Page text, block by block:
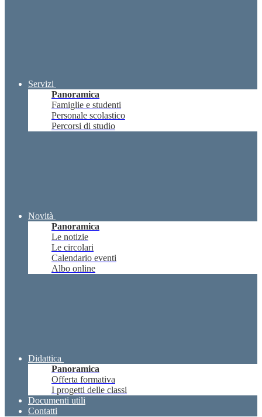
Servizi
Panoramica
Famiglie e studenti
Personale scolastico
Percorsi di studio
Novità
Panoramica
Le notizie
Le circolari
Calendario eventi
Albo online
Didattica
Panoramica
Offerta formativa
I progetti delle classi
Documenti utili
Contatti